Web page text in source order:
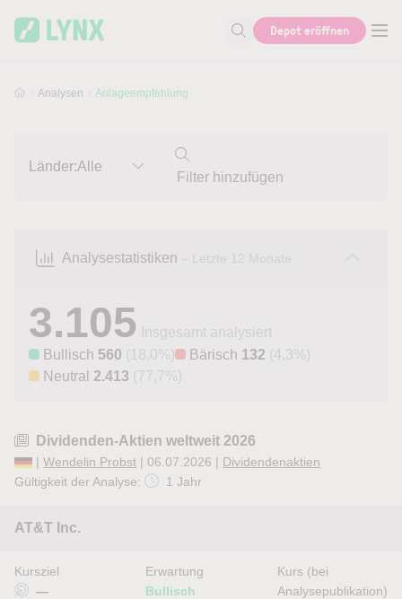
Suche nach Aktie, Autor...
Depot eröffnen
Analysen Anlageempfehlung
Länder:Alle
Analysestatistiken – Letzte 12 Monate
3.105
Insgesamt analysiert
Bullisch 560 (18,0%) Bärisch 132 (4,3%)
Neutral 2.413 (77,7%)
Dividenden-Aktien weltweit 2026
| Wendelin Probst | 06.07.2026 | Dividendenaktien
Gültigkeit der Analyse:
1 Jahr
AT&T Inc.
Kursziel
—
Erwartung
Bullisch
Kurs (bei
Analysepublikation)